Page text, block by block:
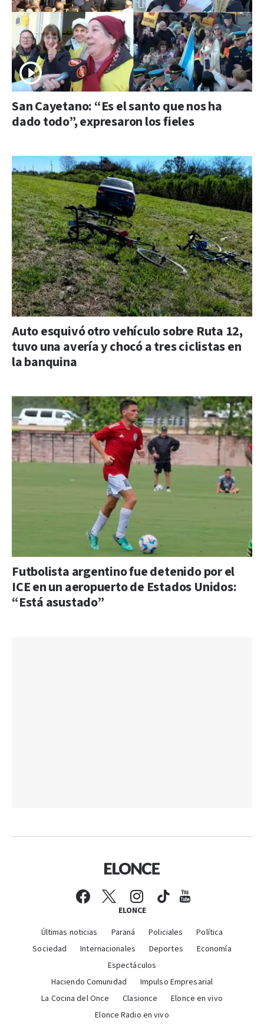
San Cayetano: “Es el santo que nos ha
dado todo”, expresaron los fieles
Auto esquivó otro vehículo sobre Ruta 12,
tuvo una avería y chocó a tres ciclistas en
la banquina
Futbolista argentino fue detenido por el
ICE en un aeropuerto de Estados Unidos:
“Está asustado”
ELONCE
Últimas noticias Paraná Policiales
Política
Sociedad
Internacionales Deportes
Economía
Espectáculos
Haciendo Comunidad
Impulso Empresarial
La Cocina del Once
Clasionce
Elonce en vivo
Elonce Radio en vivo